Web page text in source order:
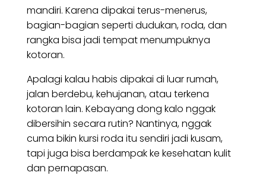
mandiri. Karena dipakai terus-menerus,
bagian-bagian seperti dudukan, roda, dan
rangka bisa jadi tempat menumpuknya
kotoran.
Apalagi kalau habis dipakai di luar rumah,
jalan berdebu, kehujanan, atau terkena
kotoran lain. Kebayang dong kalo nggak
dibersihin secara rutin? Nantinya, nggak
cuma bikin kursi roda itu sendiri jadi kusam,
tapi juga bisa berdampak ke kesehatan kulit
dan pernapasan.